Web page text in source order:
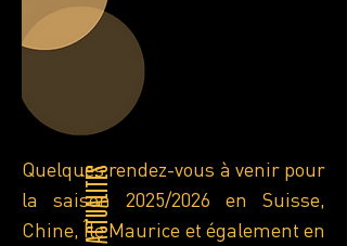
Quelques rendez-vous à venir pour
la saison 2025/2026 en Suisse,
Chine, Île Maurice et également en
Actualités